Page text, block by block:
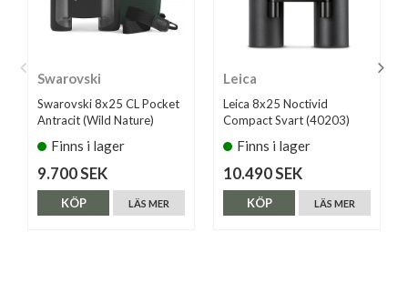
Swarovski
Swarovski 8x25 CL Pocket
Antracit (Wild Nature)
Finns i lager
9.700 SEK
LÄS MER
KÖP
Leica
Leica 8x25 Noctivid
Compact Svart (40203)
Finns i lager
10.490 SEK
LÄS MER
KÖP